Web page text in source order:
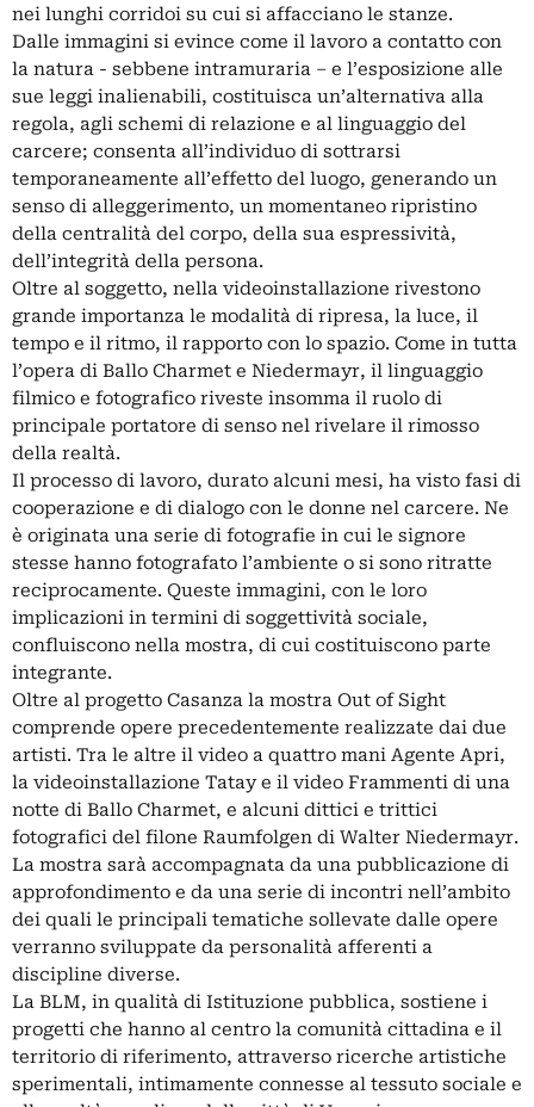
nei lunghi corridoi su cui si affacciano le stanze.
Dalle immagini si evince come il lavoro a contatto con
la natura - sebbene intramuraria – e l’esposizione alle
sue leggi inalienabili, costituisca un’alternativa alla
regola, agli schemi di relazione e al linguaggio del
carcere; consenta all’individuo di sottrarsi
temporaneamente all’effetto del luogo, generando un
senso di alleggerimento, un momentaneo ripristino
della centralità del corpo, della sua espressività,
dell’integrità della persona.
Oltre al soggetto, nella videoinstallazione rivestono
grande importanza le modalità di ripresa, la luce, il
tempo e il ritmo, il rapporto con lo spazio. Come in tutta
l’opera di Ballo Charmet e Niedermayr, il linguaggio
filmico e fotografico riveste insomma il ruolo di
principale portatore di senso nel rivelare il rimosso
della realtà.
Il processo di lavoro, durato alcuni mesi, ha visto fasi di
cooperazione e di dialogo con le donne nel carcere. Ne
è originata una serie di fotografie in cui le signore
stesse hanno fotografato l’ambiente o si sono ritratte
reciprocamente. Queste immagini, con le loro
implicazioni in termini di soggettività sociale,
confluiscono nella mostra, di cui costituiscono parte
integrante.
Oltre al progetto Casanza la mostra Out of Sight
comprende opere precedentemente realizzate dai due
artisti. Tra le altre il video a quattro mani Agente Apri,
la videoinstallazione Tatay e il video Frammenti di una
notte di Ballo Charmet, e alcuni dittici e trittici
fotografici del filone Raumfolgen di Walter Niedermayr.
La mostra sarà accompagnata da una pubblicazione di
approfondimento e da una serie di incontri nell’ambito
dei quali le principali tematiche sollevate dalle opere
verranno sviluppate da personalità afferenti a
discipline diverse.
La BLM, in qualità di Istituzione pubblica, sostiene i
progetti che hanno al centro la comunità cittadina e il
territorio di riferimento, attraverso ricerche artistiche
sperimentali, intimamente connesse al tessuto sociale e